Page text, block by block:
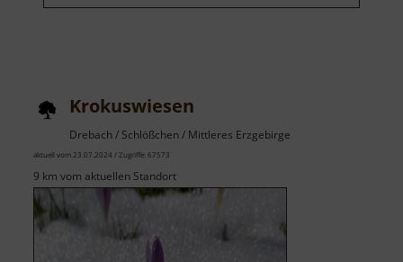
Krokuswiesen
Drebach / Schlößchen / Mittleres Erzgebirge
aktuell vom 23.07.2024 / Zugriffe: 67573
9 km vom aktuellen Standort